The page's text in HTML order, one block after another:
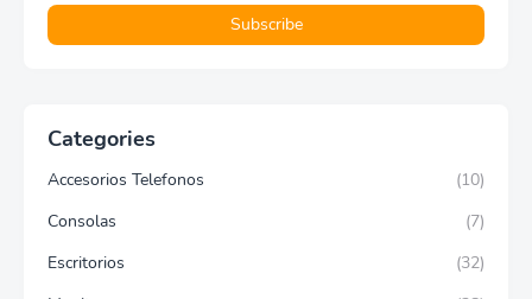
Categories
Accesorios Telefonos
(10)
Consolas
(7)
Escritorios
(32)